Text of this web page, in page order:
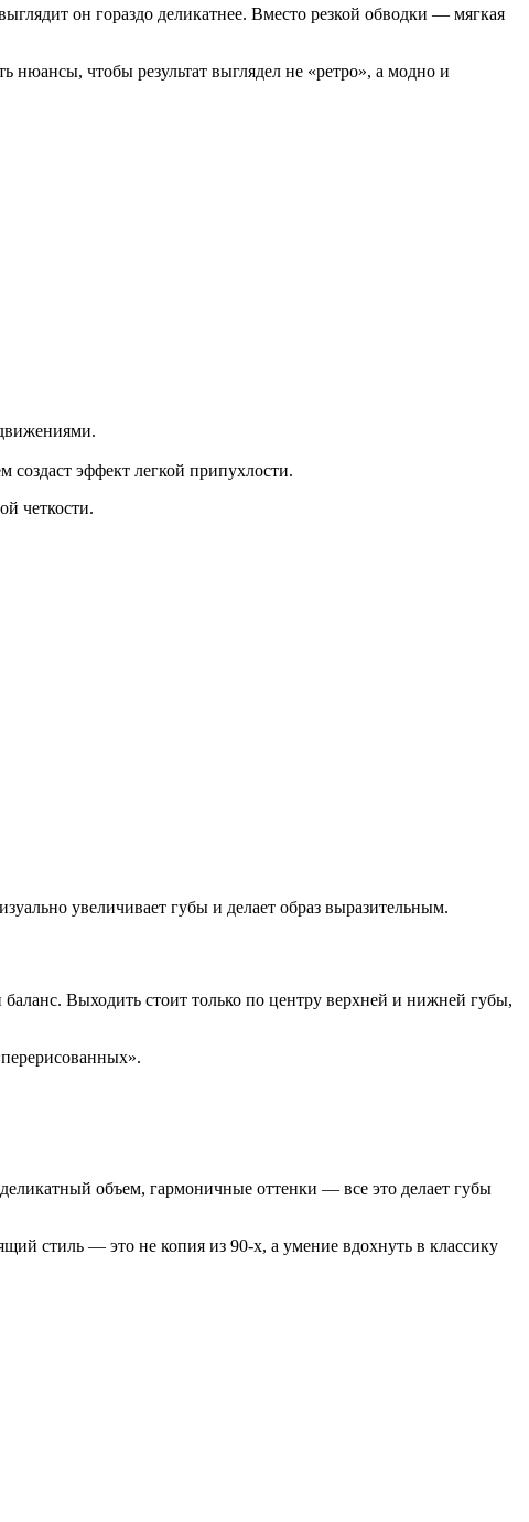
он гораздо деликатнее. Вместо резкой обводки — мягкая
чтобы результат выглядел не «ретро», а модно и
эффект легкой припухлости.
четкости.
увеличивает губы и делает образ выразительным.
Выходить стоит только по центру верхней и нижней губы,
объем, гармоничные оттенки — все это делает губы
стиль — это не копия из 90-х, а умение вдохнуть в классику